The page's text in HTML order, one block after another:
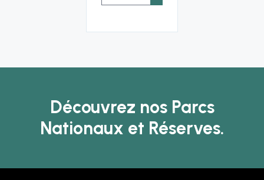
Découvrez nos Parcs
Nationaux et Réserves.